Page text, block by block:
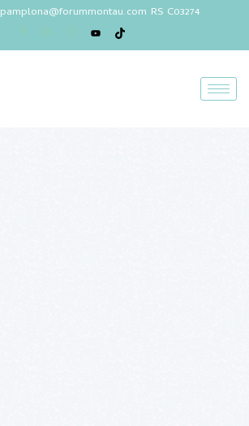
pamplona@forummontau.com RS C03274